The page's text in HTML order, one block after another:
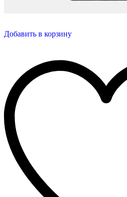
Добавить в корзину